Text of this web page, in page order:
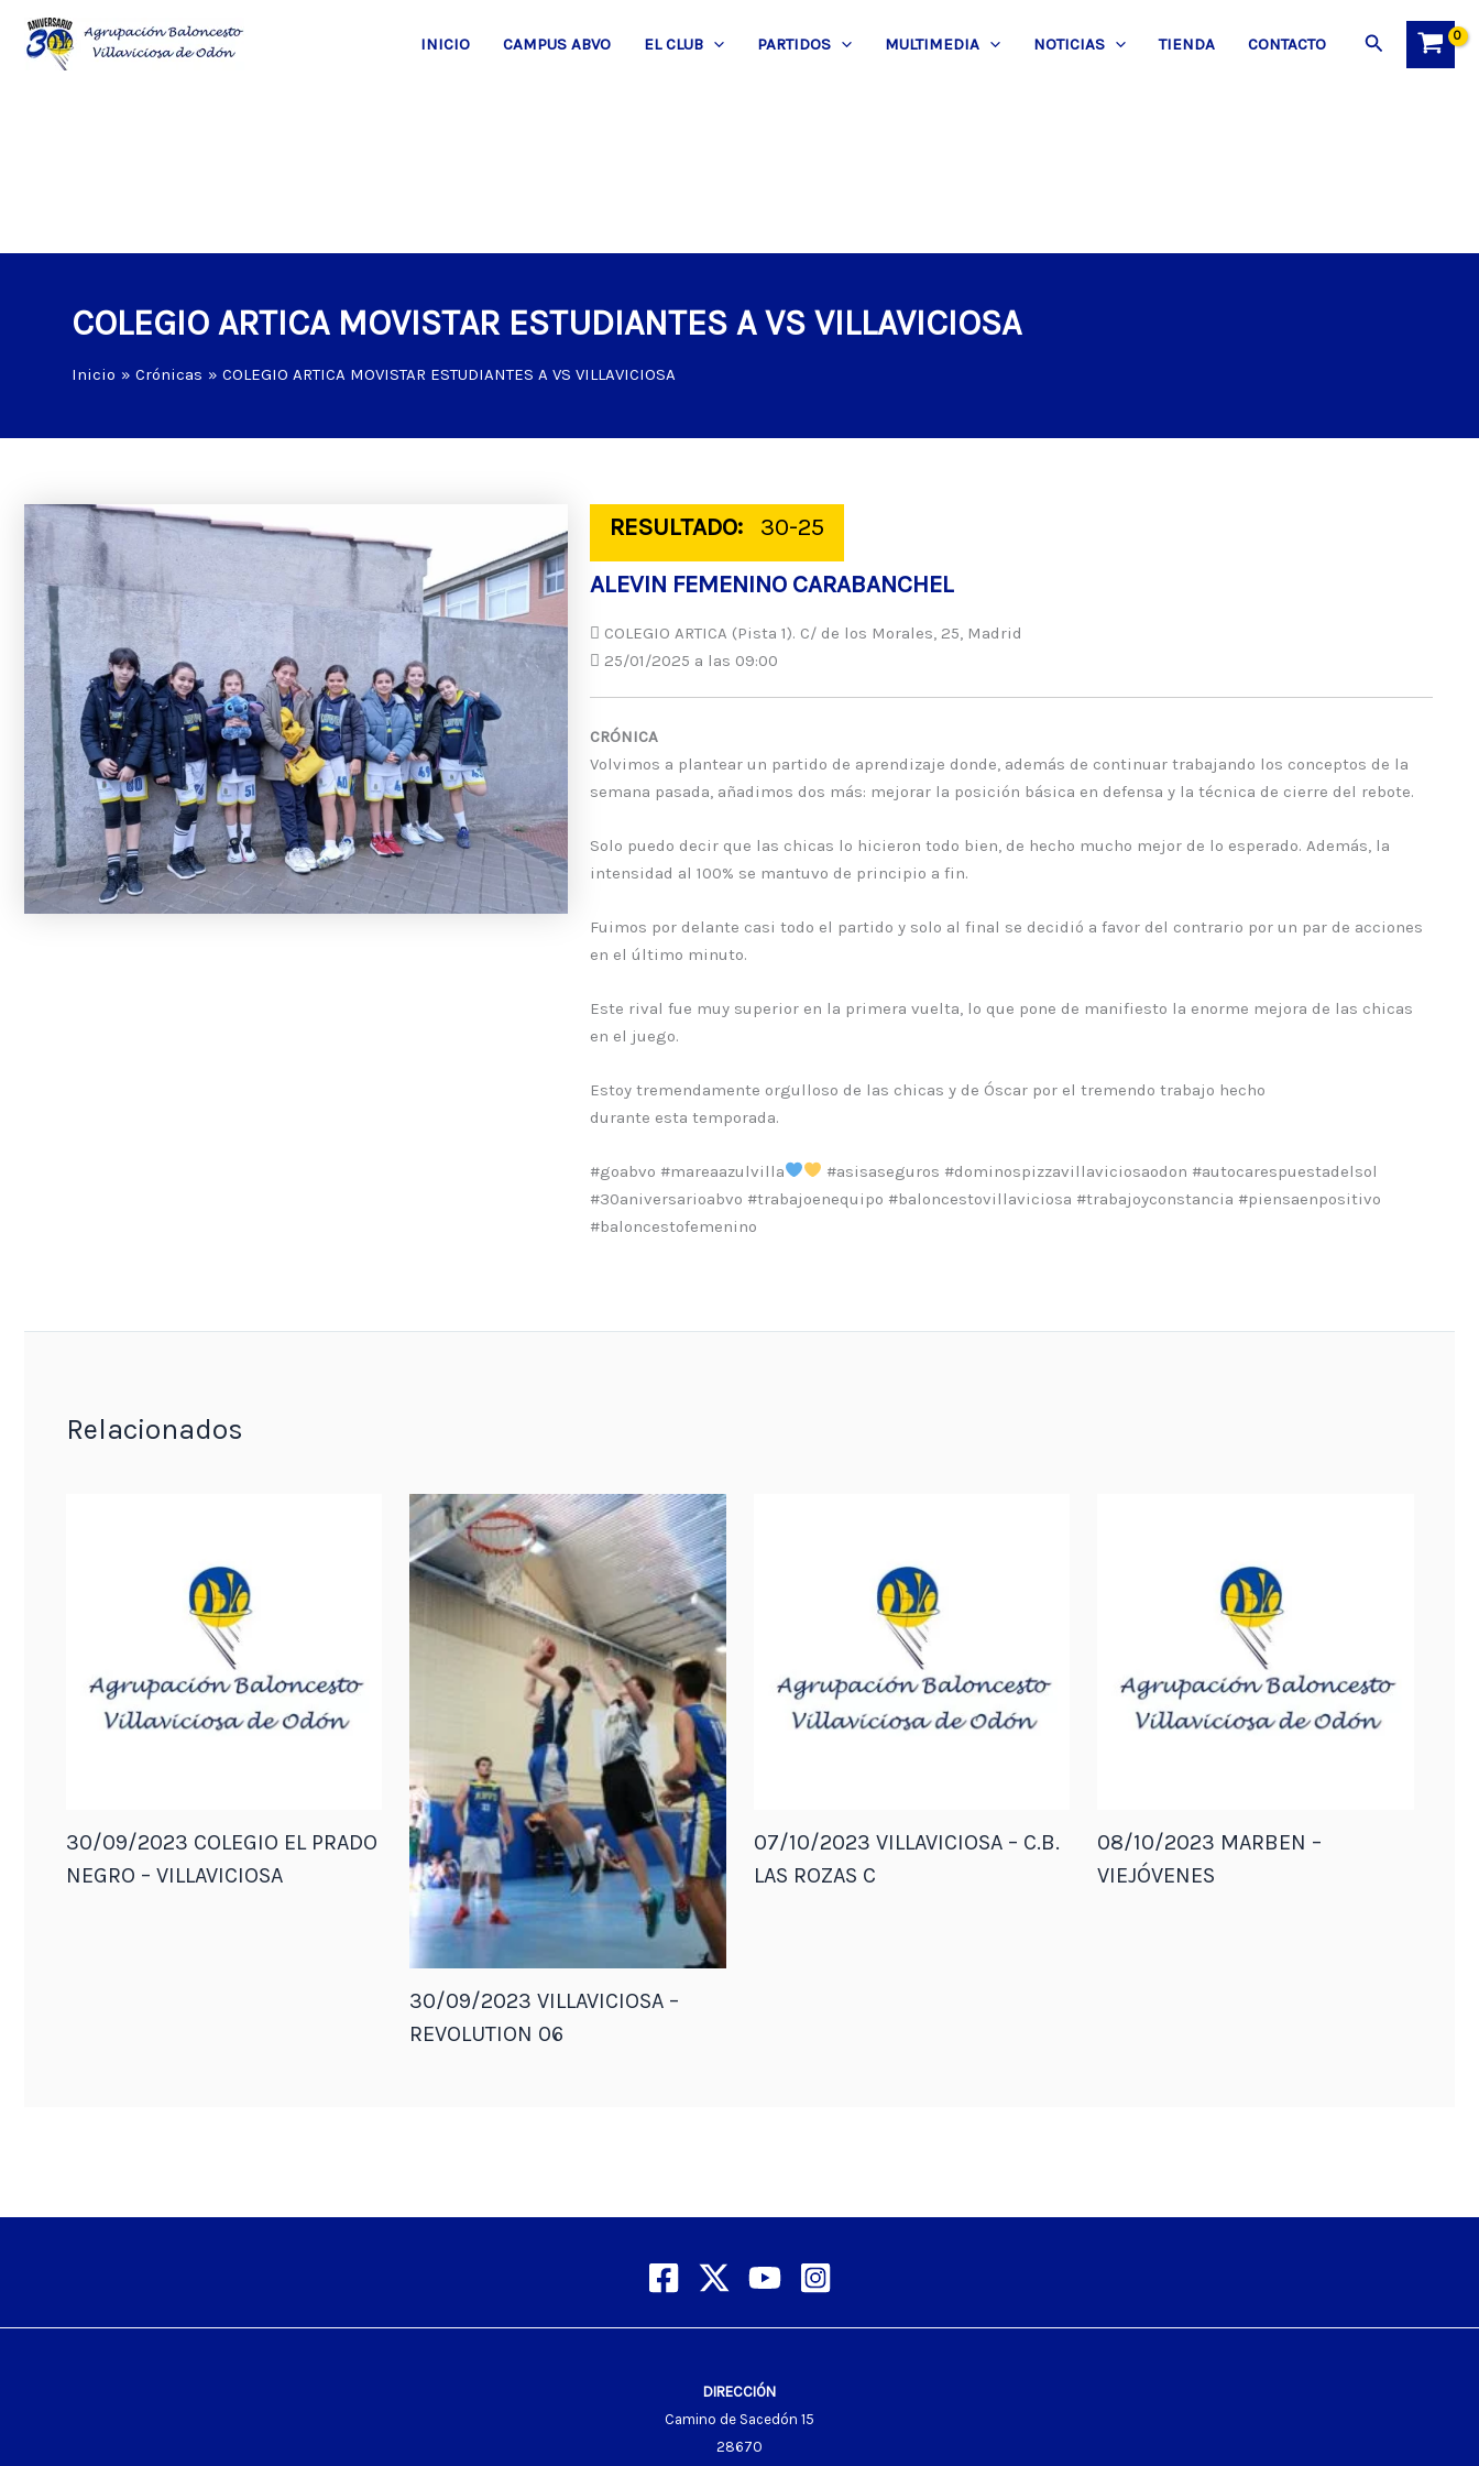
contenido
INICIO CAMPUS ABVO EL CLUB PARTIDOS MULTIMEDIA NOTICIAS TIENDA CONTACTO Buscar
COLEGIO ARTICA MOVISTAR ESTUDIANTES A VS VILLAVICIOSA
Inicio Crónicas COLEGIO ARTICA MOVISTAR ESTUDIANTES A VS VILLAVICIOSA
RESULTADO:
30-25
ALEVIN FEMENINO CARABANCHEL
COLEGIO ARTICA (Pista 1). C/ de los Morales, 25, Madrid
25/01/2025 a las 09:00
CRÓNICA
Volvimos a plantear un partido de aprendizaje donde, además de continuar trabajando los conceptos de la
semana pasada, añadimos dos más: mejorar la posición básica en defensa y la técnica de cierre del rebote.
Solo puedo decir que las chicas lo hicieron todo bien, de hecho mucho mejor de lo esperado. Además, la
intensidad al 100% se mantuvo de principio a fin.
Fuimos por delante casi todo el partido y solo al final se decidió a favor del contrario por un par de acciones
en el último minuto.
Este rival fue muy superior en la primera vuelta, lo que pone de manifiesto la enorme mejora de las chicas
en el juego.
Estoy tremendamente orgulloso de las chicas y de Óscar por el tremendo trabajo hecho
durante esta temporada.
#goabvo #mareaazulvilla
#asisaseguros #dominospizzavillaviciosaodon #autocarespuestadelsol
#30aniversarioabvo #trabajoenequipo #baloncestovillaviciosa #trabajoyconstancia #piensaenpositivo
#baloncestofemenino
Relacionados
30/09/2023 COLEGIO EL PRADO
NEGRO – VILLAVICIOSA
30/09/2023 VILLAVICIOSA –
REVOLUTION 06
07/10/2023 VILLAVICIOSA – C.B.
LAS ROZAS C
08/10/2023 MARBEN –
VIEJÓVENES
DIRECCIÓN
Camino de Sacedón 15
28670